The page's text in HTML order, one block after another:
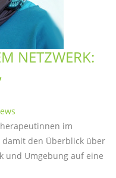
NETZWERK:
im
den Überblick über
und Umgebung auf eine